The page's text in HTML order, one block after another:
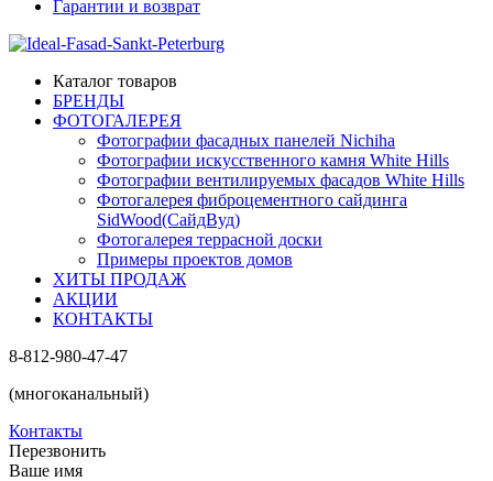
Гарантии и возврат
Каталог товаров
БРЕНДЫ
ФОТОГАЛЕРЕЯ
Фотографии фасадных панелей Nichiha
Фотографии искусственного камня White Hills
Фотографии вентилируемых фасадов White Hills
Фотогалерея фиброцементного сайдинга
SidWood(СайдВуд)
Фотогалерея террасной доски
Примеры проектов домов
ХИТЫ ПРОДАЖ
АКЦИИ
КОНТАКТЫ
8-812-980-47-47
(многоканальный)
Контакты
Перезвонить
Ваше имя